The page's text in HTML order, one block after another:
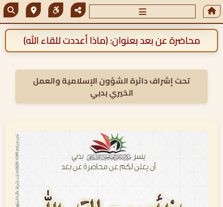
محاضرة عن بعد بعنوان: (ماذا أعددت للقاء الله)
تحت إشراف دائرة الشؤون الإسلامية والعمل
الخيري بدبي